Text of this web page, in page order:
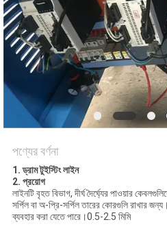
গোপনীয়তা
নীতি
পণ্যের বর্ণনা
1. ড্রাম টুইস্টিং লাইন
2. প্রয়োগ
লাইনটি বৃহত বিভাগ, দীর্ঘ দৈর্ঘ্যের পাওয়ার
সর্পিল বা অ-প্রি-সর্পিল তারের কোরগুলি রাখার
ব্যবহার করা যেতে পারে।0.5-2.5 মিমি